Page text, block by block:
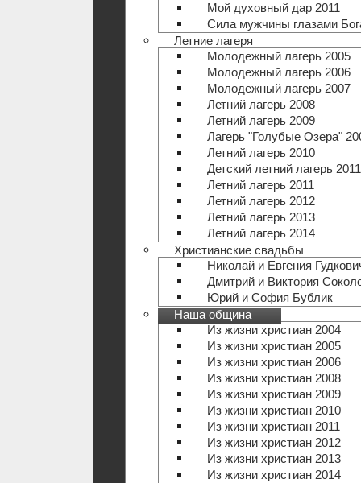
Мой духовный дар 2011
Сила мужчины глазами
Летние лагеря
Молодежный лагерь 2005
Молодежный лагерь 2006
Молодежный лагерь 2007
Летний лагерь 2008
Летний лагерь 2009
Лагерь "Голубые Озера"
Летний лагерь 2010
Детский летний лагерь 2011
Летний лагерь 2011
Летний лагерь 2012
Летний лагерь 2013
Летний лагерь 2014
Христианские свадьбы
Николай и Евгения
Дмитрий и Виктория
Юрий и София Бублик
Наша община
Из жизни христиан 2004
Из жизни христиан 2005
Из жизни христиан 2006
Из жизни христиан 2008
Из жизни христиан 2009
Из жизни христиан 2010
Из жизни христиан 2011
Из жизни христиан 2012
Из жизни христиан 2013
Из жизни христиан 2014